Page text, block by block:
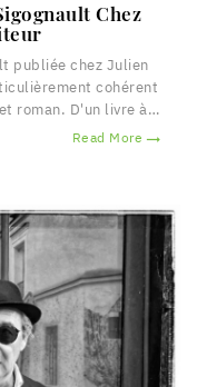
Chez
publiée chez Julien
cohérent
roman. D'un livre à
: les vies modestes,
Read More 